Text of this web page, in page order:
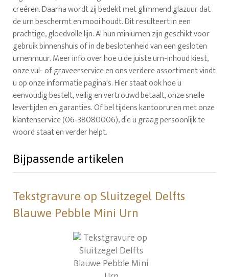
creëren. Daarna wordt zij bedekt met glimmend glazuur dat
de urn beschermt en mooi houdt. Dit resulteert in een
prachtige, gloedvolle lijn. Al hun miniurnen zijn geschikt voor
gebruik binnenshuis of in de beslotenheid van een gesloten
urnenmuur. Meer info over hoe u de juiste urn-inhoud kiest,
onze vul- of graveerservice en ons verdere assortiment vindt
u op onze informatie pagina's. Hier staat ook hoe u
eenvoudig bestelt, veilig en vertrouwd betaalt, onze snelle
levertijden en garanties. Of bel tijdens kantooruren met onze
klantenservice (06-38080006), die u graag persoonlijk te
woord staat en verder helpt.
Bijpassende artikelen
Tekstgravure op Sluitzegel Delfts
Blauwe Pebble Mini Urn